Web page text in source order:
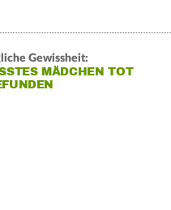
Gewissheit:
MÄDCHEN TOT